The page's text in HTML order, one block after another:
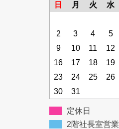
日
月 火 水
2
3 4 5
9
10 11 12
16
17 18 19
23
24 25 26
30
31
定休日
2階社長室営業